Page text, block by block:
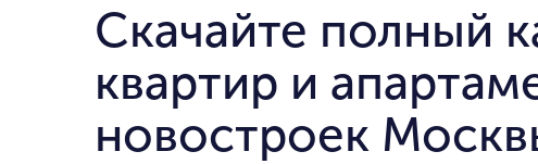
Скачайте полный
квартир и
новостроек